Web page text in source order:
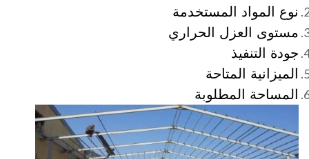
نوع المواد المستخدمة
مستوى العزل الحراري
جودة التنفيذ
الميزانية المتاحة
المساحة المطلوبة